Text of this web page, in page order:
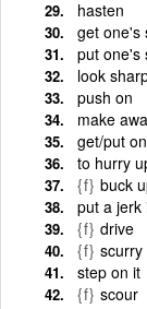
hasten
get one's
put one's
look
push on
make
get/put
to hurry
{f} buck
put a jerk
{f} drive
{f} scurry
step on it
{f} scour